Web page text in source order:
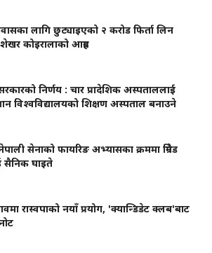
लागि छुट्याइएको २ करोड फिर्ता लिन
कोइरालाको आग्रह
निर्णय : चार प्रादेशिक अस्पताललाई
विश्वविद्यालयको शिक्षण अस्पताल बनाउने
सेनाको फायरिङ अभ्यासका क्रममा ग्रिनेड
सैनिक घाइते
रास्वपाको नयाँ प्रयोग, 'क्यान्डिडेट क्लब'बाट